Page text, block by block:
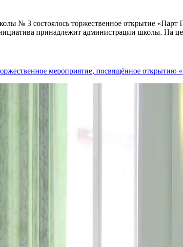
№ 3 состоялось торжественное открытие
принадлежит администрации школы. На
мероприятие, посвящённое открытию